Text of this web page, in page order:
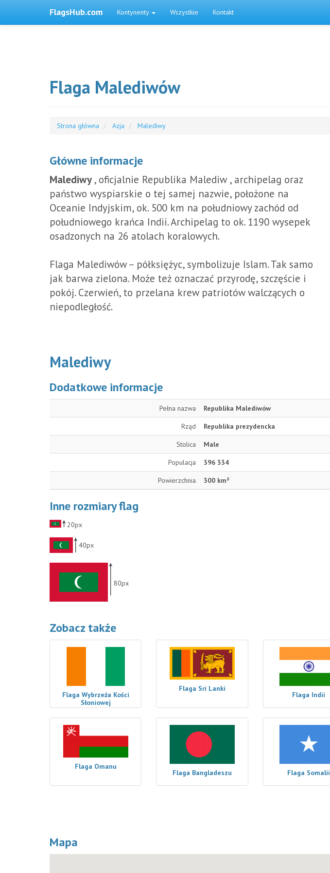
FlagsHub.com Kontynenty Wszystkie Kontakt
Flaga Malediwów
Strona główna Azja Malediwy
Główne informacje
Malediwy, oficjalnie Republika Malediw , archipelag oraz
państwo wyspiarskie o tej samej nazwie, położone na
Oceanie Indyjskim, ok. 500 km na południowy zachód od
południowego krańca Indii. Archipelag to ok. 1190 wysepek
osadzonych na 26 atolach koralowych.
Flaga Malediwów – półksiężyc, symbolizuje Islam. Tak samo
jak barwa zielona. Może też oznaczać przyrodę, szczęście i
pokój. Czerwień, to przelana krew patriotów walczących o
niepodległość.
Malediwy
Dodatkowe informacje
Pełna nazwa Republika Malediwów
Rząd Republika prezydencka
Stolica Male
Populacja 396 334
Powierzchnia 300 km²
Inne rozmiary flag
20px
40px
80px
Zobacz także
Flaga Wybrzeża Kości
Słoniowej
Flaga Sri Lanki
Flaga Indii
Flaga Omanu
Flaga Bangladeszu Flaga Somalii
Mapa